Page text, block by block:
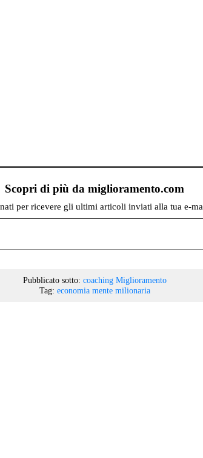
Scopri di più da miglioramento.com
per ricevere gli ultimi articoli inviati alla tua e-
Pubblicato sotto: coaching Miglioramento
Tag: economia mente milionaria